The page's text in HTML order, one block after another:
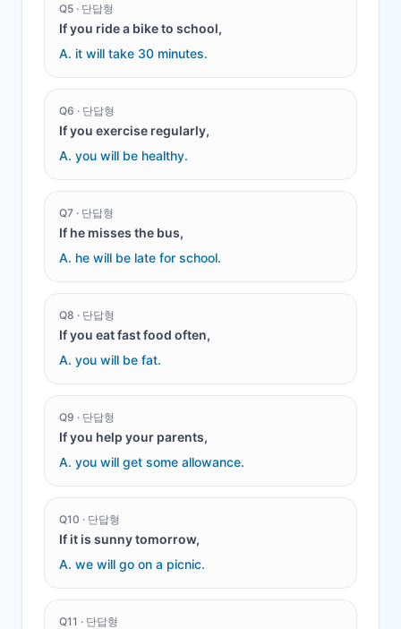
Q5 · 단답형
If you ride a bike to school,
A. it will take 30 minutes.
Q6 · 단답형
If you exercise regularly,
A. you will be healthy.
Q7 · 단답형
If he misses the bus,
A. he will be late for school.
Q8 · 단답형
If you eat fast food often,
A. you will be fat.
Q9 · 단답형
If you help your parents,
A. you will get some allowance.
Q10 · 단답형
If it is sunny tomorrow,
A. we will go on a picnic.
Q11 · 단답형